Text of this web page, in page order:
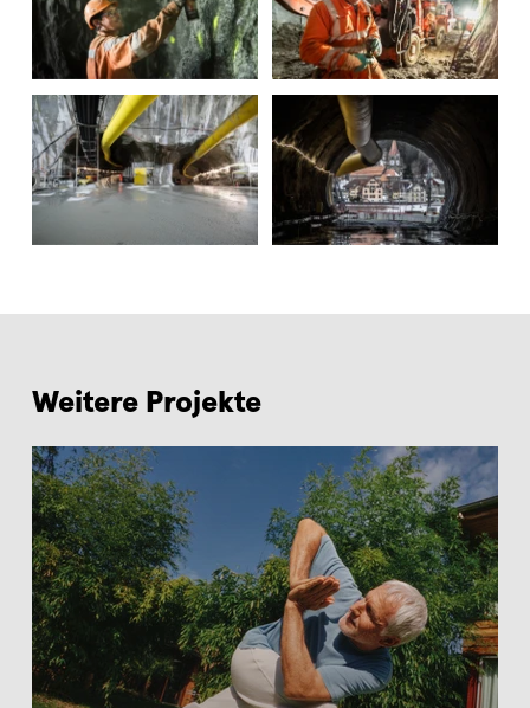
Weitere Projekte